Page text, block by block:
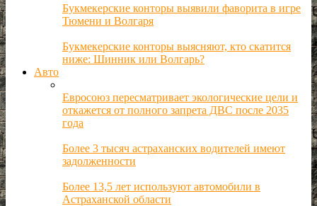
Букмекерские конторы выявили фаворита в игре
Тюмени и Волгаря
Букмекерские конторы выясняют, кто скатится
ниже: Шинник или Волгарь?
Авто
Евросоюз пересматривает экологические цели и
откажется от полного запрета ДВС после 2035
года
Более 3 тысяч астраханских водителей имеют
задолженности
Более 13,5 лет используют автомобили в
Астраханской области